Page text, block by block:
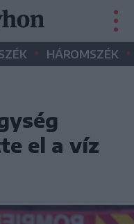
• HÁROMSZÉK •
el a víz